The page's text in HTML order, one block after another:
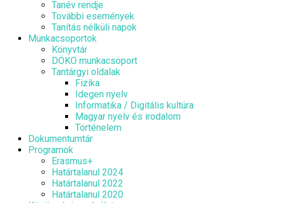
Tanév rendje
További események
Tanítás nélküli napok
Munkacsoportok
Könyvtár
DÖKO munkacsoport
Tantárgyi oldalak
Fizika
Idegen nyelv
Informatika / Digitális kultúra
Magyar nyelv és irodalom
Történelem
Dokumentumtár
Programok
Erasmus+
Határtalanul 2024
Határtalanul 2022
Határtalanul 2020